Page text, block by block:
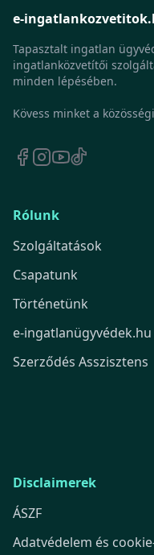
e-
Tapasztalt ingatlan
ingatlanközvetítői
minden lépésében.
Kövess minket a
Rólunk
Szolgáltatások
Csapatunk
Történetünk
e-ingatlanügyvédek.hu
Szerződés Asszisztens
Disclaimerek
ÁSZF
Adatvédelem és